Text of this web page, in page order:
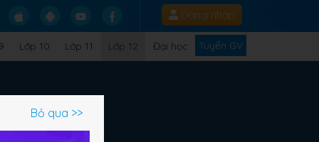
Đăng nhập
Lớp 10 Lớp 11 Lớp 12 Đại học Tuyển GV
Bỏ qua >>